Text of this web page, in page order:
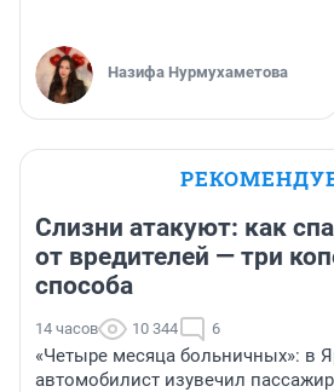
Назифа Нурмухаметова
Слизни атакуют: как
от вредителей — три
способа
14 часов 10 344 6
«Четыре месяца больничных»: в
автомобилист изувечил